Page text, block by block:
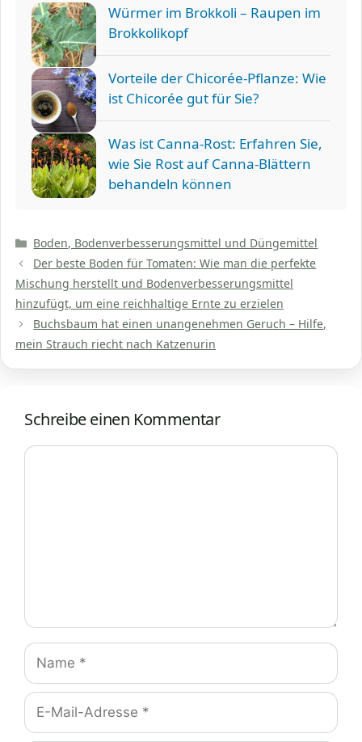
Würmer im Brokkoli – Raupen im
Brokkolikopf
Vorteile der Chicorée-Pflanze: Wie
ist Chicorée gut für Sie?
Was ist Canna-Rost: Erfahren Sie,
wie Sie Rost auf Canna-Blättern
behandeln können
Kategorien
Boden, Bodenverbesserungsmittel und Düngemittel
Der beste Boden für Tomaten: Wie man die perfekte
Mischung herstellt und Bodenverbesserungsmittel
hinzufügt, um eine reichhaltige Ernte zu erzielen
Buchsbaum hat einen unangenehmen Geruch – Hilfe,
mein Strauch riecht nach Katzenurin
Schreibe einen Kommentar
Kommentar
Name
E-
Mail-